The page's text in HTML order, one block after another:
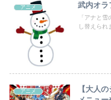
アニメ 武内オラ
「アナと
し替えられ
アニメ
【大人